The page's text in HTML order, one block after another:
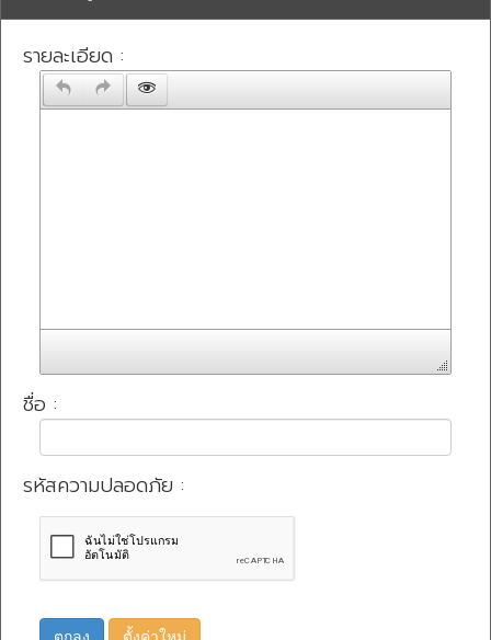
รายละเอียด :
ชื่อ :
รหัสความปลอดภัย :